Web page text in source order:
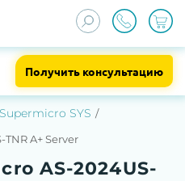
Получить консультацию
SYS
A+ Server
AS-2024US-